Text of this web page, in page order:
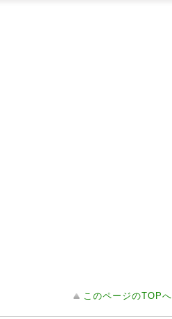
このページのTOPへ